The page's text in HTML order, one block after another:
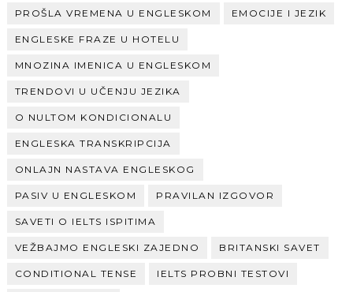
PROŠLA VREMENA U ENGLESKOM EMOCIJE I JEZIK
ENGLESKE FRAZE U HOTELU
MNOZINA IMENICA U ENGLESKOM
TRENDOVI U UČENJU JEZIKA
O NULTOM KONDICIONALU
ENGLESKA TRANSKRIPCIJA
ONLAJN NASTAVA ENGLESKOG
PASIV U ENGLESKOM PRAVILAN IZGOVOR
SAVETI O IELTS ISPITIMA
VEŽBAJMO ENGLESKI ZAJEDNO BRITANSKI SAVET
CONDITIONAL TENSE IELTS PROBNI TESTOVI